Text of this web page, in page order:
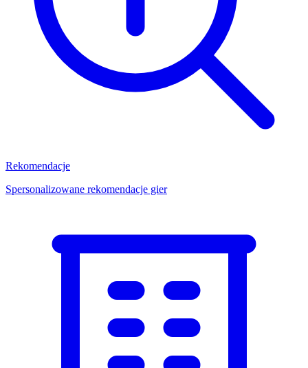
Rekomendacje
Spersonalizowane rekomendacje gier